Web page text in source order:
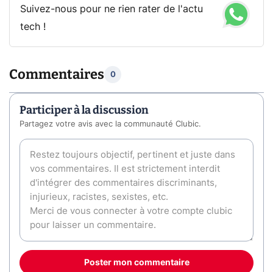
Suivez-nous pour ne rien rater de l'actu
tech !
Commentaires 0
Participer à la discussion
Partagez votre avis avec la communauté Clubic.
Poster mon commentaire